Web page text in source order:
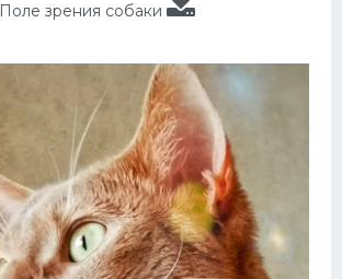
Поле зрения собаки